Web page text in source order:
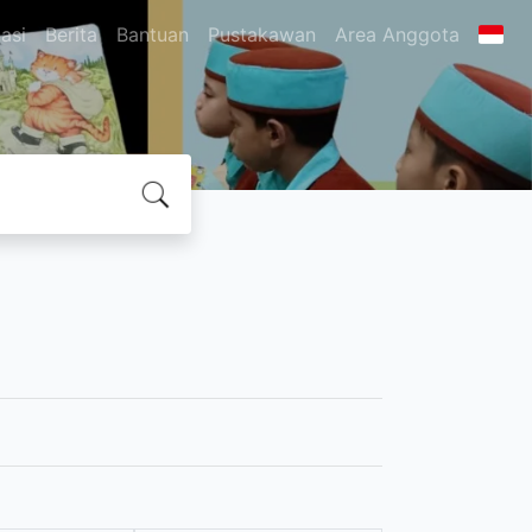
Berita Bantuan Pustakawan Area Anggota